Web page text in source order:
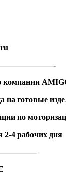
на готовые
по
2-4 рабочих дня